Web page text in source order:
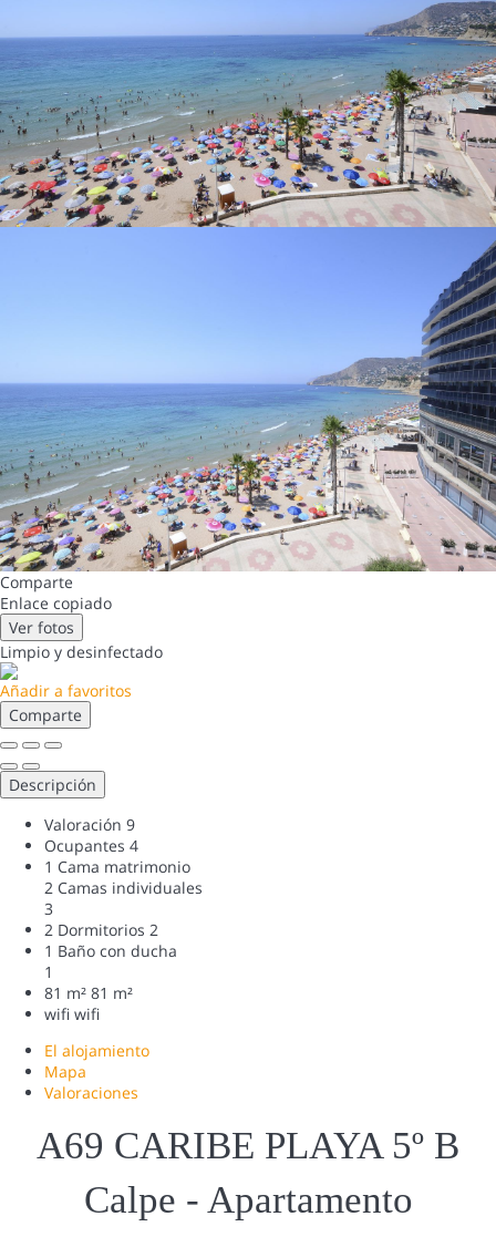
Comparte
Enlace copiado
Ver fotos
Limpio y desinfectado
Añadir a favoritos
Comparte
Descripción
Valoración 9
Ocupantes 4
1 Cama matrimonio
2 Camas individuales
3
2 Dormitorios 2
1 Baño con ducha
1
81 m² 81 m²
wifi wifi
El alojamiento
Mapa
Valoraciones
A69 CARIBE PLAYA 5º B
Calpe - Apartamento